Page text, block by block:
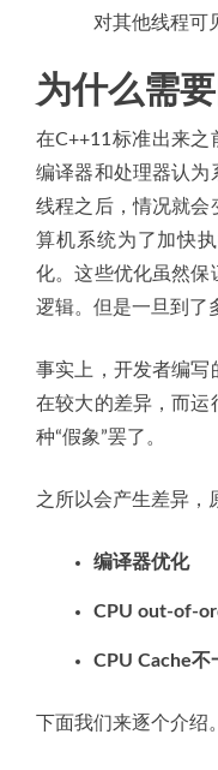
对其他线程可
为什么需
在C++11标准出来之
编译器和处理器认为
线程之后，情况就会
算机系统为了加快
化。这些优化虽然保
逻辑。但是一旦到了
事实上，开发者编写
在较大的差异，而运
种“假象”罢了。
之所以会产生差异，
编译器优化
CPU out-of-
CPU Cache不
下面我们来逐个介绍。